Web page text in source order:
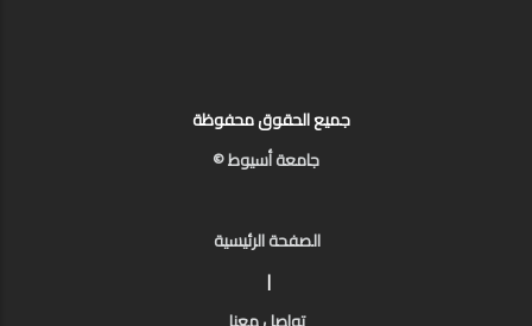
جميع الحقوق محفوظة
جامعة أسيوط ©
الصفحة الرئيسية
|